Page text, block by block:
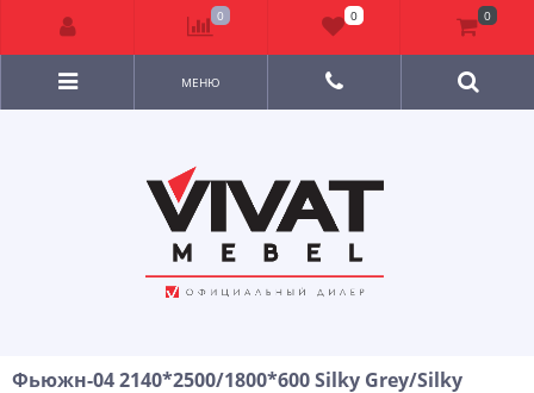
МЕНЮ
Фьюжн-04 2140*2500/1800*600 Silky Grey/Silky
0 0 0